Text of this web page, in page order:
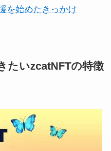
を始めたきっかけ
たいzcatNFTの特徴